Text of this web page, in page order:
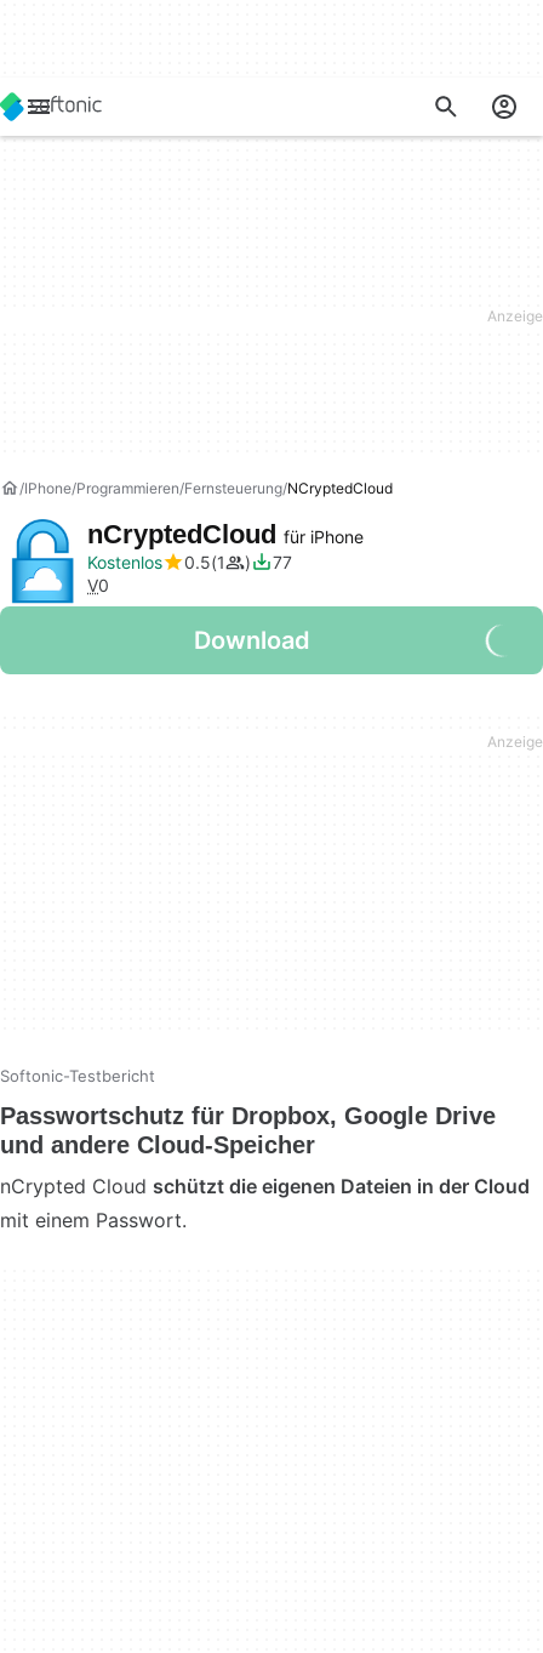
IPhone Programmieren Fernsteuerung NCryptedCloud
nCryptedCloud für iPhone
Kostenlos
0.5 1
77
V0
Download
Softonic-Testbericht
Passwortschutz für Dropbox, Google Drive
und andere Cloud-Speicher
nCrypted Cloud schützt die eigenen Dateien in der Cloud
mit einem Passwort.